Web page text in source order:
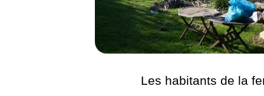
Les habitants de la